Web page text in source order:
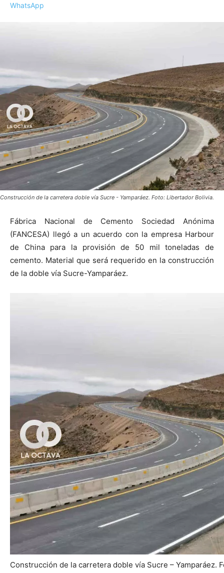
WhatsApp
Construcción de la carretera doble vía Sucre - Yamparáez. Foto: Libertador Bolivia.
Fábrica Nacional de Cemento Sociedad Anónima
(FANCESA) llegó a un acuerdo con la empresa Harbour
de China para la provisión de 50 mil toneladas de
cemento. Material que será requerido en la construcción
de la doble vía Sucre-Yamparáez.
Construcción de la carretera doble vía Sucre – Yamparáez.